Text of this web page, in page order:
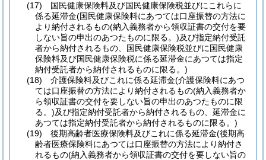
(17)
国民健康保険料及び国民健康保険税並びにこれらに
係る延滞金(国民健康保険料にあつては口座振替の方法に
より納付されるもの(納入義務者から領収証書の交付を要
しない旨の申出のあつたものに限る。)及び指定納付受託
者から納付されるもの、国民健康保険税並びに国民健康
保険料及び国民健康保険税に係る延滞金にあつては指定
納付受託者から納付されるものに限る。)
(18)
介護保険料及びこれに係る延滞金(介護保険料にあつ
ては口座振替の方法により納付されるもの(納入義務者か
ら領収証書の交付を要しない旨の申出のあつたものに限
る。)及び指定納付受託者から納付されるもの、延滞金に
あつては指定納付受託者から納付されるものに限る。)
(19)
後期高齢者医療保険料及びこれに係る延滞金(後期高
齢者医療保険料にあつては口座振替の方法により納付さ
れるもの(納入義務者から領収証書の交付を要しない旨の